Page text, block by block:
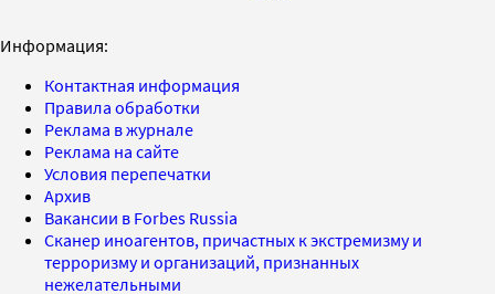
Информация:
Контактная информация
Правила обработки
Реклама в журнале
Реклама на сайте
Условия перепечатки
Архив
Вакансии в Forbes Russia
Сканер иноагентов, причастных к экстремизму и
терроризму и организаций, признанных
нежелательными